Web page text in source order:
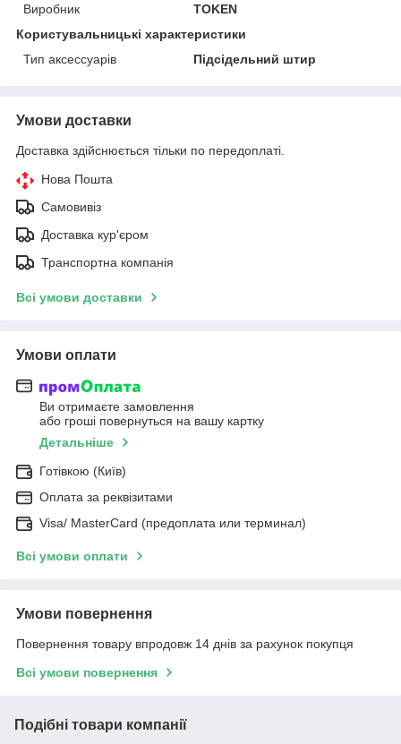
Виробник
TOKEN
Користувальницькі характеристики
Тип аксессуарів
Підсідельний штир
Умови доставки
Доставка здійснюється тільки по передоплаті.
Нова Пошта
Самовивіз
Доставка кур'єром
Транспортна компанія
Всі умови доставки
Умови оплати
Ви отримаєте замовлення
або гроші повернуться на вашу картку
Детальніше
Готівкою (Київ)
Оплата за реквізитами
Visa/ MasterCard (предоплата или терминал)
Всі умови оплати
Умови повернення
Повернення товару впродовж 14 днів за рахунок покупця
Всі умови повернення
Подібні товари компанії